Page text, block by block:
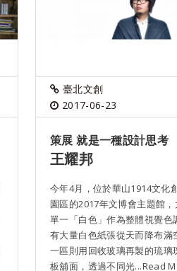
臺北文創
2017-06-23
策展 就是一種設計思考
王耀邦
今年4月，位於華山1914文化
園區的2017年文博會主題館，
單一「白色」作為整體視覺色
有大量白色紙張從天而降布滿
一區則用回收玻璃再製的琉璃
板舖面，透過不同光...Read